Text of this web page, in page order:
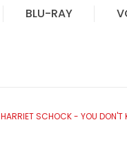
BLU-RAY
HARRIET SCHOCK - YOU DON'T